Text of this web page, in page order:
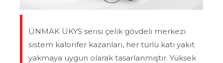
ÜNMAK ÜKYS serisi çelik gövdeli merkezi
sistem kalorifer kazanları, her türlü katı yakıt
yakmaya uygun olarak tasarlanmıştır. Yüksek